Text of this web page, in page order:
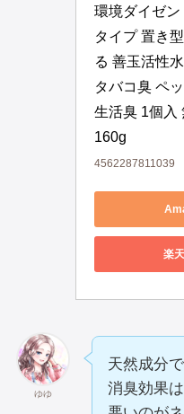
環境ダイゼン
タイプ 置き
る 善玉活性
タバコ臭 ペ
生活臭 1個入
160g
4562287811039
楽
ゆゆ
天然成分
消臭効果